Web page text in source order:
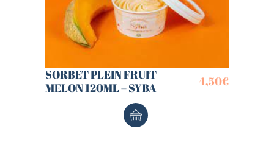
SORBET PLEIN FRUIT
MELON 120ML – SYBA
4,50€